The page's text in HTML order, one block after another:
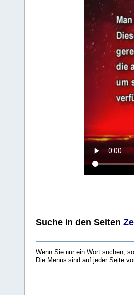
Suche in den Seiten
Wenn Sie nur ein Wort suchen,
Die Menüs sind auf jeder Seite